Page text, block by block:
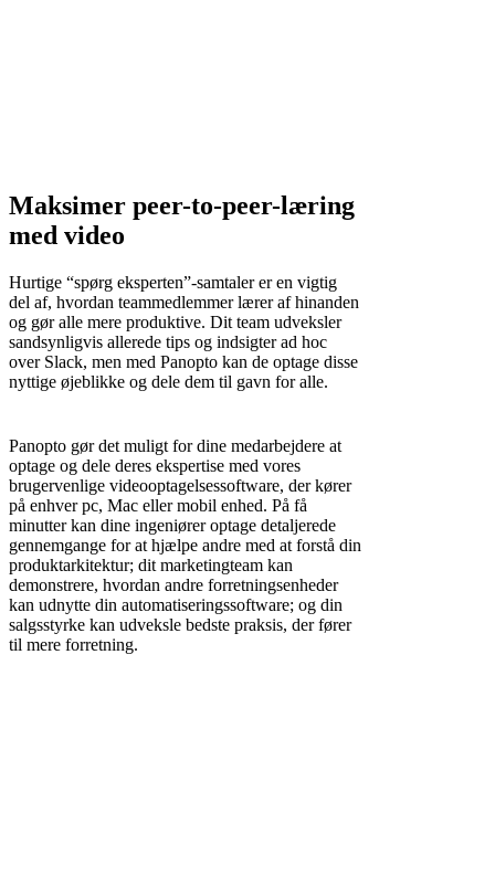
Maksimer peer-to-peer-læring
med video
Hurtige “spørg eksperten”-samtaler er en vigtig
del af, hvordan teammedlemmer lærer af hinanden
og gør alle mere produktive. Dit team udveksler
sandsynligvis allerede tips og indsigter ad hoc
over Slack, men med Panopto kan de optage disse
nyttige øjeblikke og dele dem til gavn for alle.
Panopto gør det muligt for dine medarbejdere at
optage og dele deres ekspertise med vores
brugervenlige videooptagelsessoftware, der kører
på enhver pc, Mac eller mobil enhed. På få
minutter kan dine ingeniører optage detaljerede
gennemgange for at hjælpe andre med at forstå din
produktarkitektur; dit marketingteam kan
demonstrere, hvordan andre forretningsenheder
kan udnytte din automatiseringssoftware; og din
salgsstyrke kan udveksle bedste praksis, der fører
til mere forretning.